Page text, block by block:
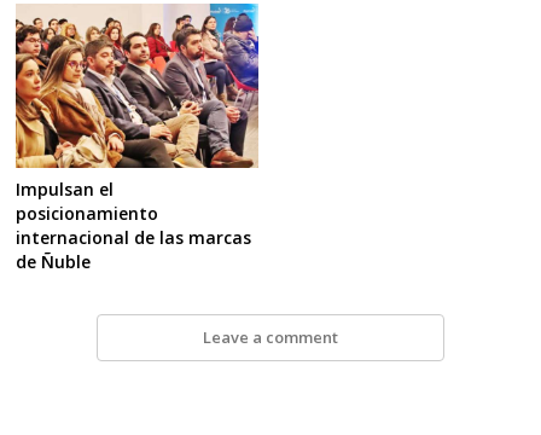
Impulsan el
posicionamiento
internacional de las marcas
de Ñuble
Leave a comment